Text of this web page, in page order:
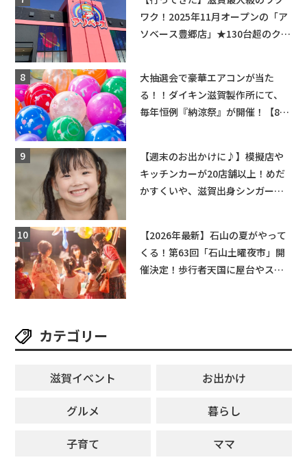
ワク！2025年11月オープンの「ア
ソベース豊郷店」★130台超のクレ
大抽選会で豪華エアコンが当た
る！！ダイキン滋賀製作所にて、
毎年恒例『納涼祭』が開催！【8月
【週末のお出かけに♪】模擬店や
キッチンカーが20店舗以上！めだ
かすくいや、滋賀出身シンガーソ
【2026年最新】石山の夏がやって
くる！第63回「石山土曜夜市」開
催決定！歩行者天国に屋台やステ
カテゴリー
滋賀イベント
お出かけ
グルメ
暮らし
子育て
ママ